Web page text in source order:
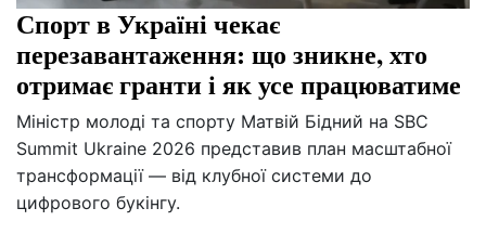
Спорт в Україні чекає
перезавантаження: що зникне, хто
отримає гранти і як усе працюватиме
Міністр молоді та спорту Матвій Бідний на SBC
Summit Ukraine 2026 представив план масштабної
трансформації — від клубної системи до
цифрового букінгу.